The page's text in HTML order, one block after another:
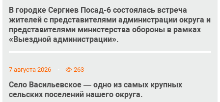
В городке Сергиев Посад-6 состоялась встреча
жителей с представителями администрации округа и
представителями министерства обороны в рамках
«Выездной администрации».
7 августа 2026 263
Село Васильевское — одно из самых крупных
сельских поселений нашего округа.